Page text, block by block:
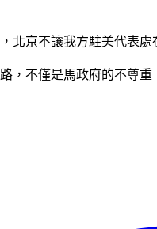
北京不讓我方駐美代表
，不僅是馬政府的不尊